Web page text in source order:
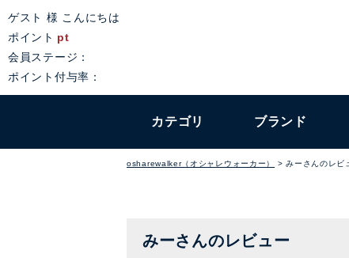
ゲスト 様 こんにちは
ポイント pt
会員ステージ：
ポイント付与率：
カテゴリ ブランド
osharewalker（オシャレウォーカー） みーさんのレビ
みーさんのレビュー